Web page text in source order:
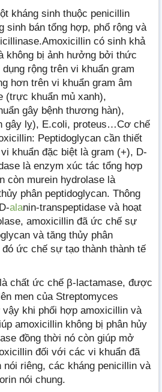
kháng sinh thuộc penicillin
sinh bán tổng hợp, phổ rộng và
có sinh khả
không bị ảnh hưởng bởi thức
rộng trên vi khuẩn gram
hơn trên vi khuẩn gram âm
(trực khuẩn mủ xanh),
gây bệnh thương hàn),
gây lỵ), E.coli, proteus…Cơ chế
Peptidoglycan cần thiết
khuẩn đặc biệt là gram (+), D-
là enzym xúc tác tổng hợp
còn murein hydrolase là
phân peptidoglycan. Thông
alanin-transpeptidase và hoạt
amoxicillin đã ức chế sự
và tăng thủy phân
đó ức chế sự tạo thành thành tế
là chất ức chế β-lactamase, được
men của Streptomyces
khi phối hợp amoxicillin và
amoxicillin không bị phân hủy
đồng thời nó còn giúp mở
đối với các vi khuẩn đã
nói riêng, các kháng penicillin và
nói chung.